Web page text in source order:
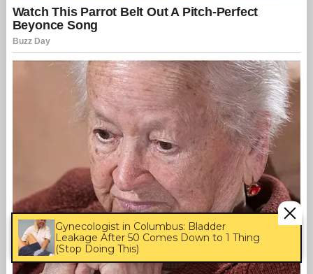
Gynecologist in Columbus: Bladder
Leakage After 50 Comes Down to 1 Thing
(Stop Doing This)